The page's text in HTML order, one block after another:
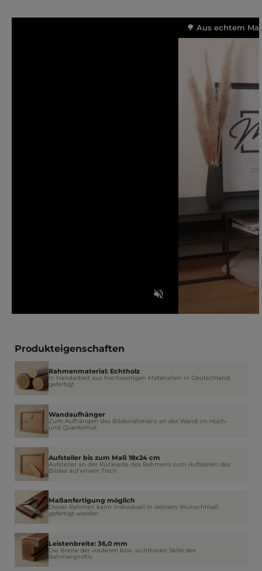
🌳 Aus echtem
Produkteigenschaften
Rahmenmaterial: Echtholz
In Handarbeit aus hochwertigen Materialien in Deutschland
gefertigt
Wandaufhänger
Zum Aufhängen des Bilderrahmens an der Wand im Hoch-
und Querformat
Aufsteller bis zum Maß 18x24 cm
Aufsteller an der Rückseite des Rahmens zum Aufstellen des
Bildes auf einem Tisch
Maßanfertigung möglich
Dieser Rahmen kann individuell in deinem Wunschmaß
gefertigt werden
Leistenbreite: 36,0 mm
Die Breite der vorderen bzw. sichtbaren Seite des
Rahmenprofils